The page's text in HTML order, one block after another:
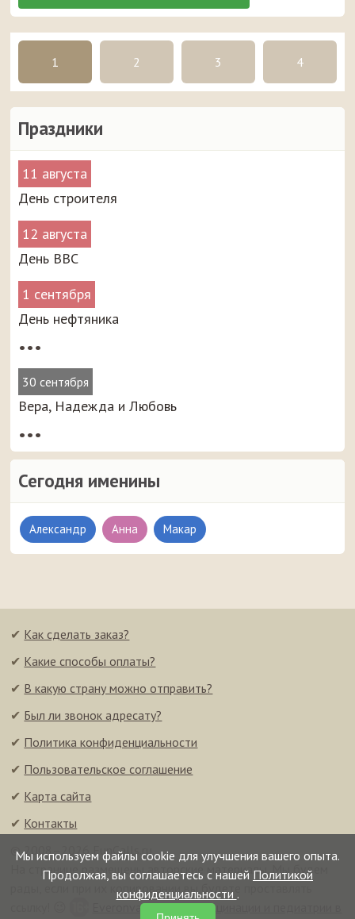
Праздники
11 августа
День строителя
12 августа
День ВВС
1 сентября
День нефтяника
•••
30 сентября
Вера, Надежда и Любовь
•••
Сегодня именины
Александр Анна Макар
1 2 3 4
Мы используем файлы cookie для улучшения вашего опыта.
Продолжая, вы соглашаетесь с нашей Политикой
конфиденциальности .
✔ Как сделать заказ?
✔ Какие способы оплаты?
✔ В какую страну можно отправить?
✔ Был ли звонок адресату?
✔ Политика конфиденциальности
✔ Пользовательское соглашение
✔ Карта сайта
✔ Контакты
© 2008–2026 FunCalls.ru
На странице размещены авторские материалы. Мы будем
рады, если при их копировании вы будете проставлять
Everonvax — центр вакцинации и педиатрии в